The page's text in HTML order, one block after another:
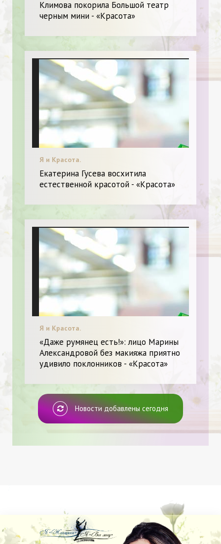
Климова покорила Большой театр
черным мини - «Красота»
Я и Красота.
Екатерина Гусева восхитила
естественной красотой - «Красота»
Я и Красота.
«Даже румянец есть!»: лицо Марины
Александровой без макияжа приятно
удивило поклонников - «Красота»
Новости добавлены сегодня